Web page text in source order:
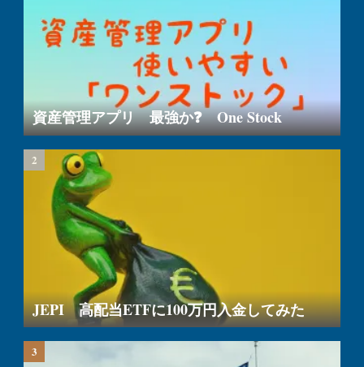
資産管理アプリ 最強か❓ One Stock
JEPI 高配当ETFに100万円入金してみた